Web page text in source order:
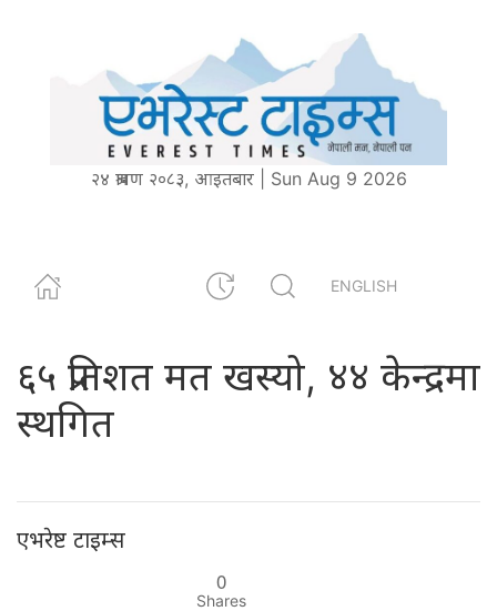
२४ श्रावण २०८३, आइतबार | Sun Aug 9 2026
ENGLISH
६५ प्रतिशत मत खस्यो, ४४ केन्द्रमा
स्थगित
एभरेष्ट टाइम्स
0
Shares